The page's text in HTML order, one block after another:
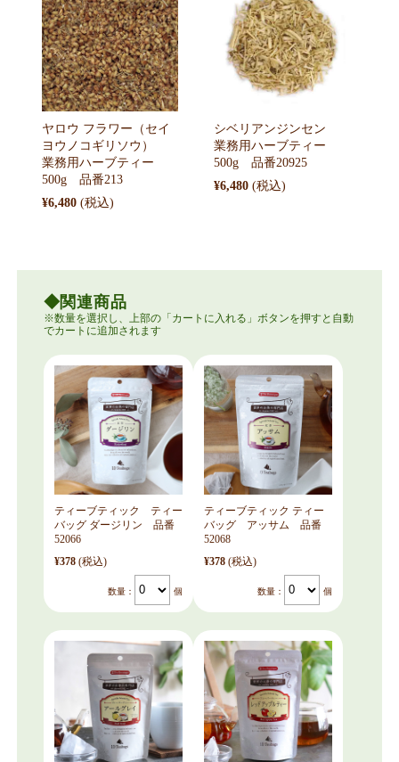
ヤロウ フラワー（セイ
ヨウノコギリソウ）
業務用ハーブティー
500g 品番213
¥6,480
シベリアンジンセン
業務用ハーブティー
500g 品番20925
¥6,480
関連商品
ティーブティック ティー
バッグ ダージリン 品番
52066
¥378 (税込)
数量： 個
ティーブティック ティー
バッグ アッサム 品番
52068
¥378 (税込)
数量： 個